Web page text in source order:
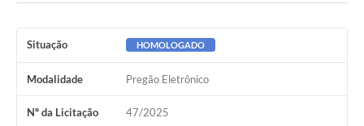
Situação HOMOLOGADO
Modalidade Pregão Eletrônico
Nº da Licitação 47/2025